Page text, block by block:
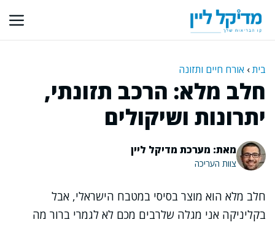
לתוכן
בית› אורח חיים ותזונה
חלב מלא: הרכב תזונתי,
יתרונות ושיקולים
מאת: מערכת מדיקל ליין
צוות העריכה
חלב מלא הוא מוצר בסיסי במטבח הישראלי, אבל
בקליניקה אני מגלה שלרבים מכם לא לגמרי ברור מה